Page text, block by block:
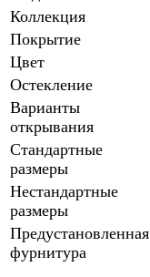
Коллекция
Покрытие
Цвет
Остекление
Варианты
открывания
Стандартные
размеры
Нестандартные
размеры
Предустановленная
фурнитура